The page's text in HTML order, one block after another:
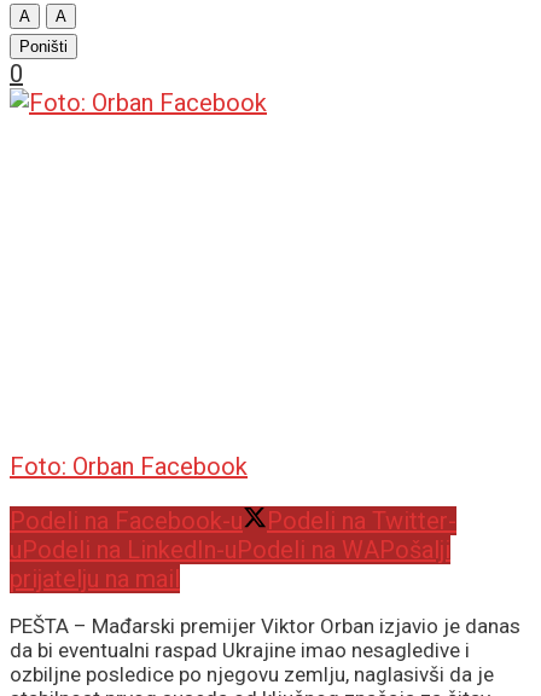
A
A
Poništi
0
Foto: Orban Facebook
Podeli na Facebook-u
Podeli na Twitter-
uPodeli na LinkedIn-uPodeli na WAPošalji
prijatelju na mail
PEŠTA – Mađarski premijer Viktor Orban izjavio je danas
da bi eventualni raspad Ukrajine imao nesagledive i
ozbiljne posledice po njegovu zemlju, naglasivši da je